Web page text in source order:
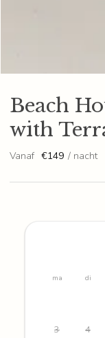
Beach
with
Vanaf €149 / nacht
ma di
3 4